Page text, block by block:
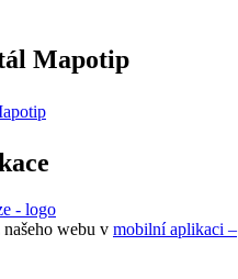
Mapotip
webu v mobilní aplikaci –